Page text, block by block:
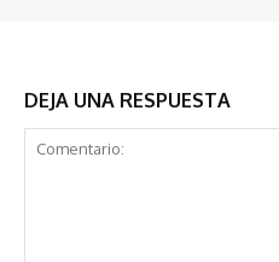
DEJA UNA RESPUESTA